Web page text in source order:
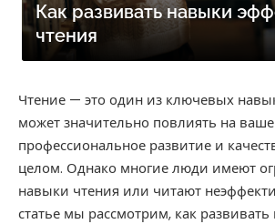
Как развивать навыки
чтения
Чтение — это один из ключевых
может значительно повлиять на
профессиональное развитие и
целом. Однако многие люди имеют
навыки чтения или читают
статье мы рассмотрим, как